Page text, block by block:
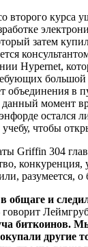
второго курса
затем
Hypernet,
объединения в
данный момент
остался
чтобы
Griffin 304
конкуренция,
разумеется, о
общаге и
биткоинов.
другие